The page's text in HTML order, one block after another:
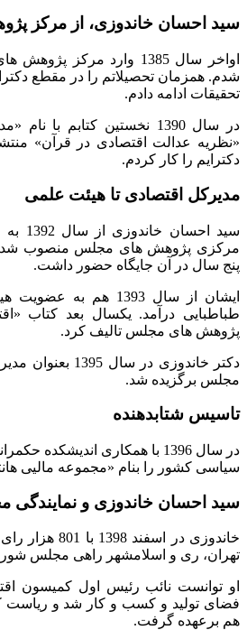
سید احسان خاندوزی، از مرکز
اواخر سال 1385 وارد
شدم. همزمان تحصیلاتم را در مقطع
تحقیقات ادامه دادم.
در سال 1390 نخستین کتابم
«نظریه عدالت اقتصادی در قرآن»
دکترایم را کار کردم.
مدیرکل اقتصادی تا هیئت علمی
سید
پنج سال در آن جایگاه حضور داشت.
ایشان از سال 1393 هم
طباطبایی درآمد. یکسال بعد کتاب
پژوهش های مجلس تالیف کرد.
دکتر خاندوزی در
مجلس برگزیده شد.
تاسیس شتابدهنده
در سال 1396 با همکاری
سیاسی کشور را بنام «مجموعه مالیی
سید احسان خاندوزی و
خاندوزی در
تهران، ری و اسلامشهر راهی مجلس
او توانست نائب رئیس اول کمیسون
فضای تولید و کسب و کار شد و ریاست
هم برعهده گرفت.